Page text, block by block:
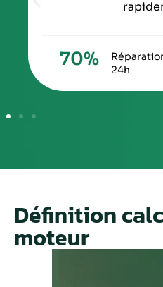
24h
70%
Définition
moteur